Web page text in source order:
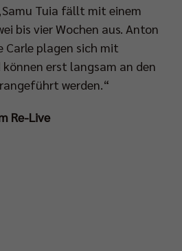
Tuia fällt mit einem
bis vier Wochen aus. Anton
Carle plagen sich mit
können erst langsam an den
werden.“
Re-Live